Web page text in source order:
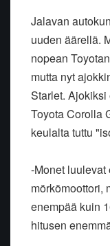
Jalavan
uuden äärellä.
nopean
mutta nyt
Starlet.
Toyota Corolla
keulalta tuttu
-Monet luulevat
mörkömoottori,
enempää kuin
hitusen